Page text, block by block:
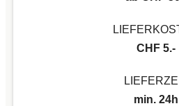
CHF 5.-
min. 24h